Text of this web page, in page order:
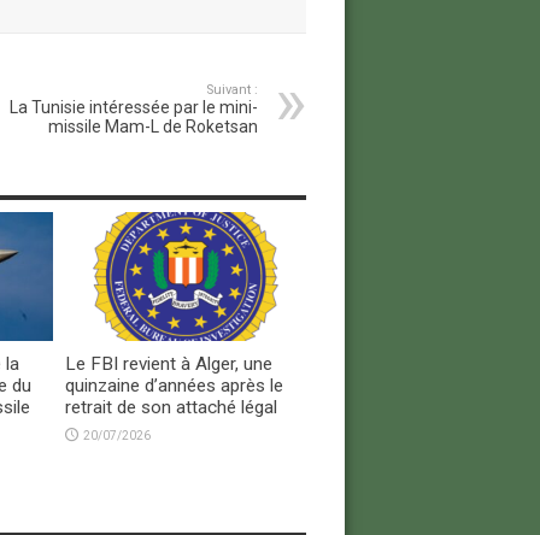
Suivant :
La Tunisie intéressée par le mini-
missile Mam-L de Roketsan
la
du
Le FBI revient à Alger, une
quinzaine d’années après le
retrait de son attaché légal
20/07/2026